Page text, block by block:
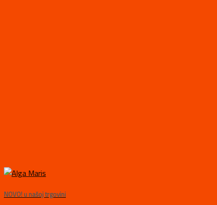
NOVO! u našoj trgovini